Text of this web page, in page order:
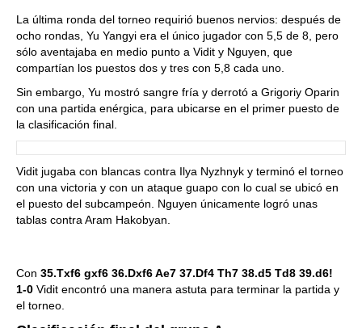
La última ronda del torneo requirió buenos nervios: después de
ocho rondas, Yu Yangyi era el único jugador con 5,5 de 8, pero
sólo aventajaba en medio punto a Vidit y Nguyen, que
compartían los puestos dos y tres con 5,8 cada uno.
Sin embargo, Yu mostró sangre fría y derrotó a Grigoriy Oparin
con una partida enérgica, para ubicarse en el primer puesto de
la clasificación final.
Vidit jugaba con blancas contra Ilya Nyzhnyk y terminó el torneo
con una victoria y con un ataque guapo con lo cual se ubicó en
el puesto del subcampeón. Nguyen únicamente logró unas
tablas contra Aram Hakobyan.
Con 35.Txf6 gxf6 36.Dxf6 Ae7 37.Df4 Th7 38.d5 Td8 39.d6!
1-0 Vidit encontró una manera astuta para terminar la partida y
el torneo.